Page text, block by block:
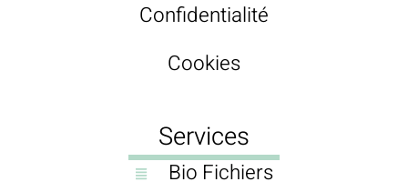
Confidentialité
Cookies
Services
Bio Fichiers